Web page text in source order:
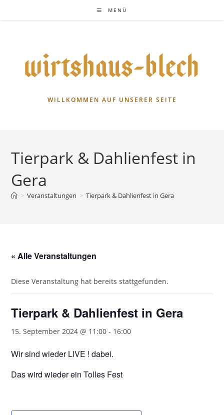
MENÜ
WILLKOMMEN AUF UNSERER SEITE
Tierpark & Dahlienfest in
Gera
> Veranstaltungen > Tierpark & Dahlienfest in Gera
« Alle Veranstaltungen
Diese Veranstaltung hat bereits stattgefunden.
Tierpark & Dahlienfest in Gera
15. September 2024 @ 11:00 - 16:00
Wir sind wieder LIVE ! dabei.
Das wird wieder ein Tolles Fest